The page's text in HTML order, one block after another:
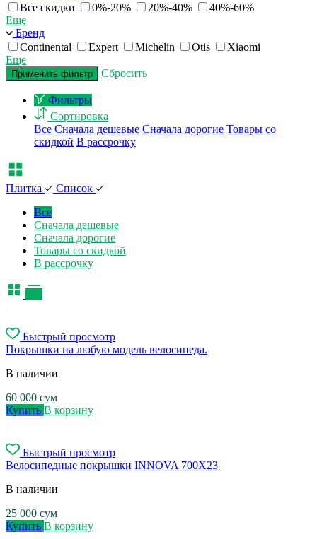
Все скидки
0%-20% 20%-40%
40%-60%
Еще
Бренд
Continental
Expert Michelin Otis
Xiaomi
Еще
Применить фильтр Сбросить
Фильтры
Сортировка
Все Сначала дешевые Сначала дорогие Товары со
скидкой В рассрочку
Плитка
Список
Все
Сначала дешевые
Сначала дорогие
Товары со скидкой
В рассрочку
Быстрый просмотр
Покрышки на любую модель велосипеда.
В наличии
60 000 сум
Купить В корзину
Быстрый просмотр
Велосипедные покрышки INNOVA 700X23
В наличии
25 000 сум
Купить В корзину